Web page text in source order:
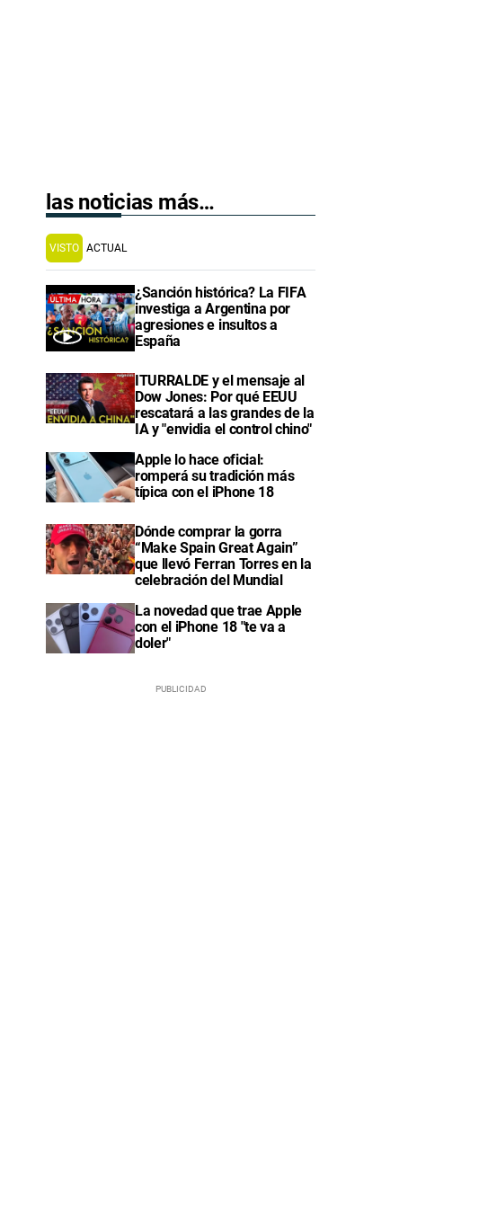
las noticias más…
VISTO ACTUAL
¿Sanción histórica? La FIFA
investiga a Argentina por
agresiones e insultos a
España
ITURRALDE y el mensaje al
Dow Jones: Por qué EEUU
rescatará a las grandes de la
IA y "envidia el control chino"
Apple lo hace oficial:
romperá su tradición más
típica con el iPhone 18
Dónde comprar la gorra
“Make Spain Great Again”
que llevó Ferran Torres en la
celebración del Mundial
La novedad que trae Apple
con el iPhone 18 "te va a
doler"